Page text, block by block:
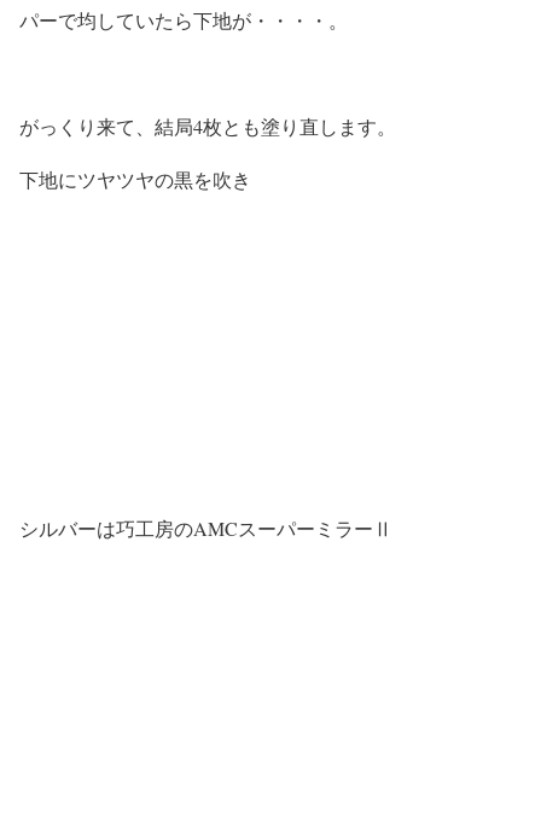
パーで均していたら下地が・・・・。
がっくり来て、結局4枚とも塗り直します。
下地にツヤツヤの黒を吹き
シルバーは巧工房のAMCスーパーミラーⅡ